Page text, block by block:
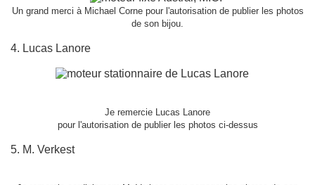
Un grand merci à Michael Corne pour l'autorisation de publier les photos
de son bijou.
4. Lucas Lanore
Je remercie Lucas Lanore
pour l'autorisation de publier les photos ci-dessus
5. M. Verkest